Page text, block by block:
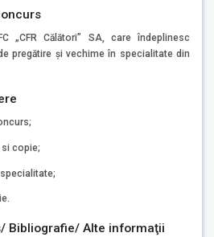
„CFR Călători” SA, care îndeplinesc
pregătire și vechime în specialitate din
copie;
Bibliografie/ Alte informaţii